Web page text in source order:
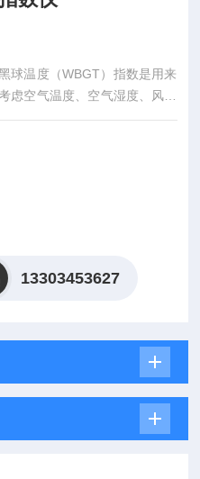
球温度（WBGT）指数是用来
虑空气温度、空气湿度、风速
然湿球、黑球、干球、三个部
，认为这三个读数如按下方所
比较正确地反映工作地点的气
13303453627